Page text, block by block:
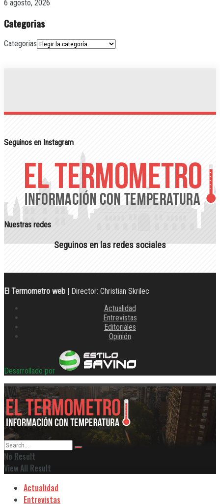
6 agosto, 2026
Categorias
Categorias
Seguinos en Instagram
Nuestras redes
Seguinos en las redes sociales
El Termometro web | Director: Christian Skrilec
Actualidad
Entrevistas
Editoriales
Opinión
Desarrollado por
No Result
View All Result
Actualidad
Entrevistas